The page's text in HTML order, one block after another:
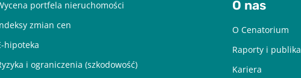
portfela nieruchomości
zmian cen
hipoteka
i ograniczenia (szkodowość)
O nas
O Cenatorium
Raporty i
Kariera